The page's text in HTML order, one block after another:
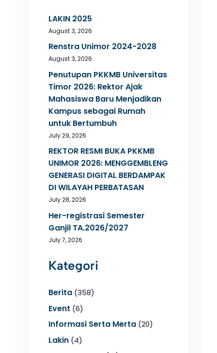
LAKIN 2025
August 3, 2026
Renstra Unimor 2024-2028
August 3, 2026
Penutupan PKKMB Universitas
Timor 2026: Rektor Ajak
Mahasiswa Baru Menjadikan
Kampus sebagai Rumah
untuk Bertumbuh
July 29, 2026
REKTOR RESMI BUKA PKKMB
UNIMOR 2026: MENGGEMBLENG
GENERASI DIGITAL BERDAMPAK
DI WILAYAH PERBATASAN
July 28, 2026
Her-registrasi Semester
Ganjil TA.2026/2027
July 7, 2026
Kategori
Berita(358)
Event (6)
Informasi Serta Merta(20)
Lakin(4)